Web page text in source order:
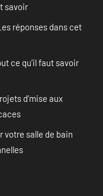
savoir
réponses dans cet
ce qu’il faut savoir
d’mise aux
votre salle de bain